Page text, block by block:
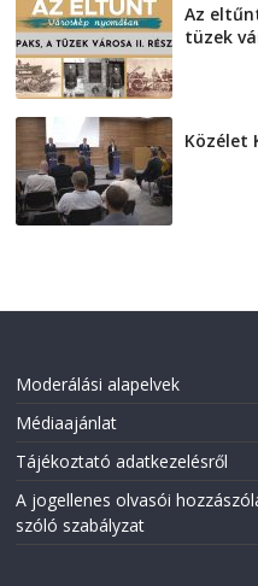
Az
tüzek
Közélet
Moderálási alapelvek
Médiaajánlat
Tájékoztató adatkezelésről
A jogellenes olvasói
szóló szabályzat